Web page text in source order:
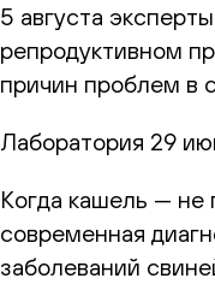
5 августа
репродуктивном
причин проблем в
Лаборатория 29
Когда кашель — не
современная
заболеваний